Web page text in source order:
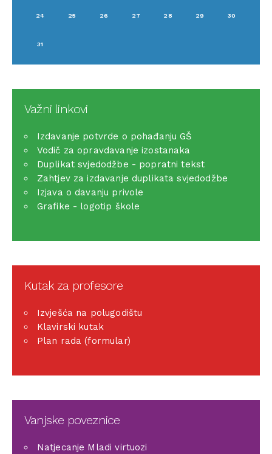
24 25 26 27 28 29 30
31
Važni linkovi
Izdavanje potvrde o pohađanju GŠ
Vodič za opravdavanje izostanaka
Duplikat svjedodžbe - popratni tekst
Zahtjev za izdavanje duplikata svjedodžbe
Izjava o davanju privole
Grafike - logotip škole
Kutak za profesore
Izvješća na polugodištu
Klavirski kutak
Plan rada (formular)
Vanjske poveznice
Natjecanje Mladi virtuozi